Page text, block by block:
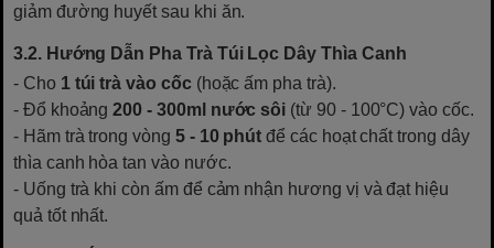
giảm đường huyết sau khi ăn.
3.2. Hướng Dẫn Pha Trà Túi Lọc Dây Thìa Canh
- Cho 1 túi trà vào cốc(hoặc ấm pha trà).
- Đổ khoảng200 - 300ml nước sôi (từ 90 - 100°C) vào cốc.
- Hãm trà trong vòng 5 - 10 phút để các hoạt chất trong dây
thìa canh hòa tan vào nước.
- Uống trà khi còn ấm để cảm nhận hương vị và đạt hiệu
quả tốt nhất.